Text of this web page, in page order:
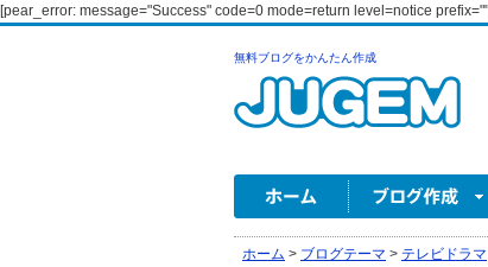
[pear_error: message="Success" code=0 mode=return level=notice
無料ブログをかんたん作成
ホーム > ブログテーマ > テレビドラマ